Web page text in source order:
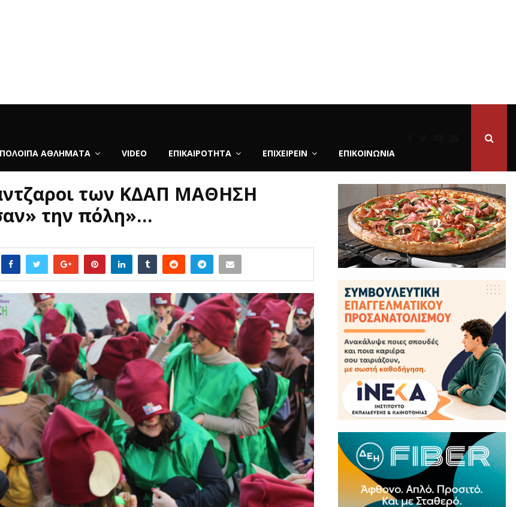
ΑΘΛΉΜΑΤΑ VIDEO ΕΠΙΚΑΙΡΌΤΗΤΑ ΕΠΙΧΕΙΡΕΙΝ ΕΠΙΚΟΙΝΩΝΊΑ
των ΚΔΑΠ ΜΑΘΗΣΗ
την πόλη»…